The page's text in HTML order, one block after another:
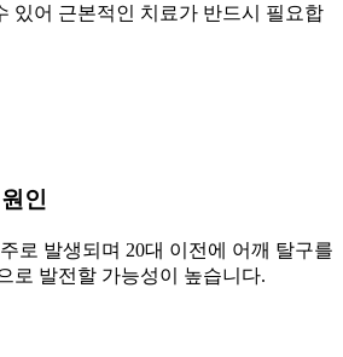
있어 근본적인 치료가 반드시 필요합
원인
로 발생되며 20대 이전에 어깨 탈구를
로 발전할 가능성이 높습니다.